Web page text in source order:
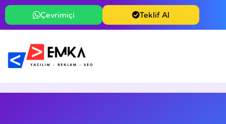
Çevrimiçi Teklif Al